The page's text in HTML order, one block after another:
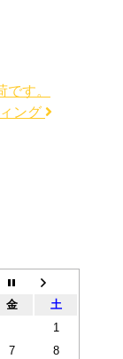
金
土
1
7
8
す。
ング